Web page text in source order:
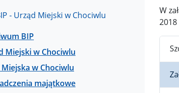
- Urząd Miejski w Chociwlu
BIP
Miejski w Chociwlu
Miejska w Chociwlu
majątkowe
W